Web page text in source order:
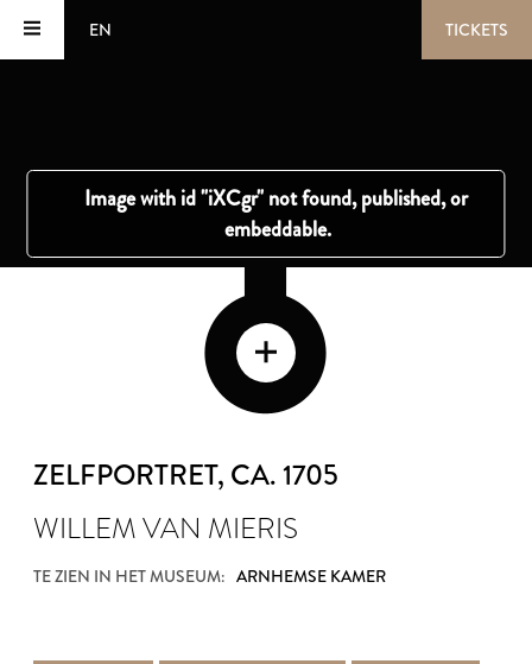
EN TICKETS
ZELFPORTRET, CA. 1705
WILLEM VAN MIERIS
TE ZIEN IN HET MUSEUM: ARNHEMSE KAMER